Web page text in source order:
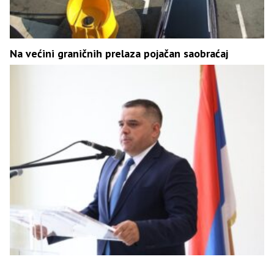
Na većini graničnih prelaza pojačan saobraćaj